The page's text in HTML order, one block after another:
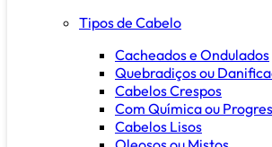
Tipos de Cabelo
Cacheados e Ondulados
Quebradiços ou
Cabelos Crespos
Com Química ou
Cabelos Lisos